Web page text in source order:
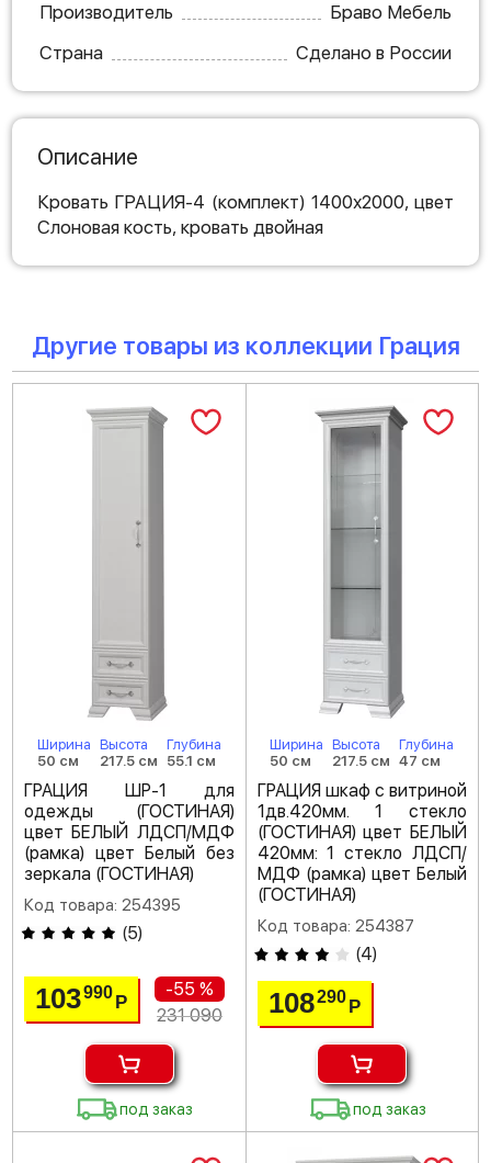
Производитель
Браво Мебель
Страна
Сделано в России
Описание
Кровать ГРАЦИЯ-4 (комплект) 1400х2000, цвет
Слоновая кость, кровать двойная
Другие товары из коллекции Грация
Ширина
50 см
Высота
217.5 см
Глубина
55.1 см
ГРАЦИЯ ШР-1 для
одежды (ГОСТИНАЯ)
цвет БЕЛЫЙ ЛДСП/МДФ
(рамка) цвет Белый без
зеркала (ГОСТИНАЯ)
Код товара: 254395
(5)
103990 Р
-55 %
231 090
под заказ
Ширина
50 см
Высота
217.5 см
Глубина
47 см
ГРАЦИЯ шкаф с витриной
1дв.420мм. 1 стекло
(ГОСТИНАЯ) цвет БЕЛЫЙ
420мм: 1 стекло ЛДСП/
МДФ (рамка) цвет Белый
(ГОСТИНАЯ)
Код товара: 254387
(4)
108290 Р
под заказ